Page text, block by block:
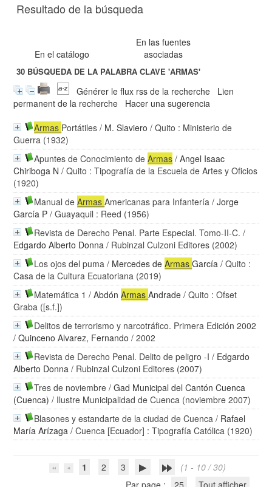
Resultado de la búsqueda
En el catálogo
En las fuentes
asociadas
30 BÚSQUEDA DE LA PALABRA CLAVE'ARMAS'
Générer le flux rss de la recherche
Lien
permanent de la recherche
Hacer una sugerencia
Armas Portátiles / M. Slaviero / Quito : Ministerio de
Guerra (1932)
Apuntes de Conocimiento deArmas /Angel Isaac
Chiriboga N / Quito : Tipografía de la Escuela de Artes y Oficios
(1920)
Manual deArmasAmericanas para Infantería /Jorge
García P / Guayaquil : Reed (1956)
Revista de Derecho Penal. Parte Especial. Tomo-II-C. /
Edgardo Alberto Donna / Rubinzal Culzoni Editores (2002)
Los ojos del puma / Mercedes deArmasGarcía / Quito :
Casa de la Cultura Ecuatoriana (2019)
Matemática 1 /AbdónArmasAndrade / Quito : Ofset
Graba ([s.f.])
Delitos de terrorismo y narcotráfico. Primera Edición 2002
/Quinceno Alvarez, Fernando / 2002
Revista de Derecho Penal. Delito de peligro -I / Edgardo
Alberto Donna / Rubinzal Culzoni Editores (2007)
Tres de noviembre /Gad Municipal del Cantón Cuenca
(Cuenca) / Ilustre Municipalidad de Cuenca (noviembre 2007)
Blasones y estandarte de la ciudad de Cuenca / Rafael
María Arízaga / Cuenca [Ecuador] : Tipografía Católica (1920)
1 2 3
(1 - 10 / 30)
Par page :
25 Tout afficher